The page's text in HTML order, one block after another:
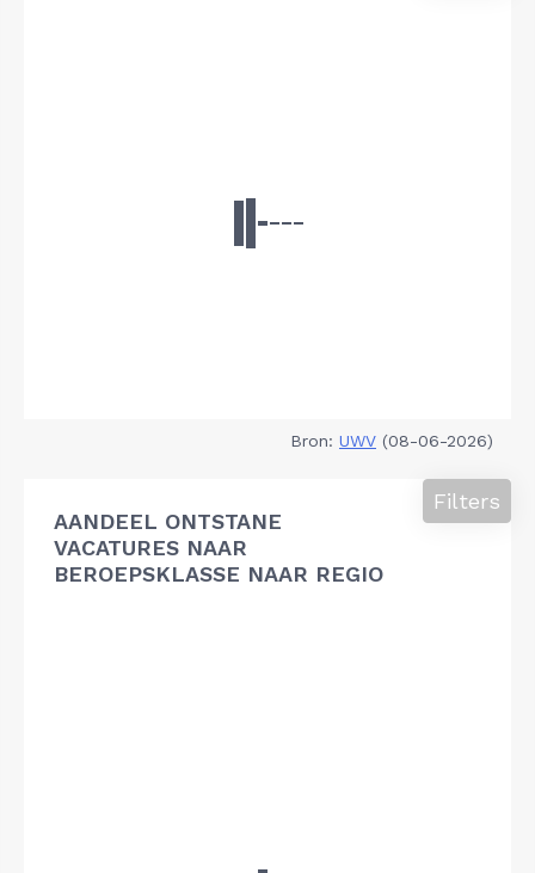
Bron: UWV (08-06-2026)
AANDEEL ONTSTANE
VACATURES NAAR
BEROEPSKLASSE NAAR REGIO
Filters